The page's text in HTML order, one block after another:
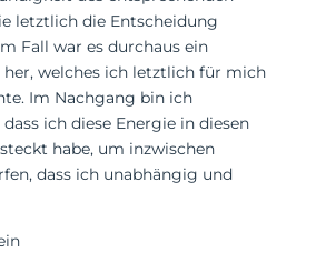
letztlich die Entscheidung
Fall war es durchaus ein
her, welches ich letztlich für mich
Im Nachgang bin ich
ich diese Energie in diesen
habe, um inzwischen
dass ich unabhängig und